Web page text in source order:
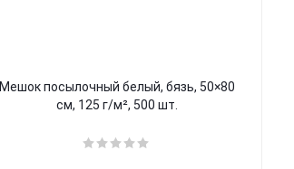
Мешок посылочный белый, бязь, 50×80
см, 125 г/м², 500 шт.